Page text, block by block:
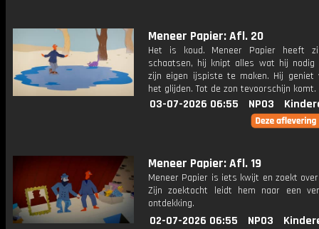
Meneer Papier: Afl. 20
Het is koud. Meneer Papier heeft
schaatsen, hij knipt alles wat hij
zijn eigen ijspiste te maken. Hij geniet
het glijden. Tot de zon tevoorschijn komt.
03-07-2026 06:55 NPO3
Meneer Papier: Afl. 19
Meneer Papier is iets kwijt en zoekt
Zijn zoektocht leidt hem naar een
ontdekking.
02-07-2026 06:55 NPO3